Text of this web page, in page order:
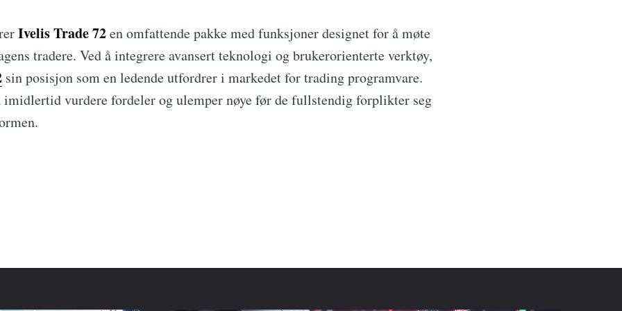
Ivelis Trade 72en omfattende pakke med funksjoner designet for å møte
tradere. Ved å integrere avansert teknologi og brukerorienterte verktøy,
sin posisjon som en ledende utfordrer i markedet for trading programvare.
imidlertid vurdere fordeler og ulemper nøye før de fullstendig forplikter seg